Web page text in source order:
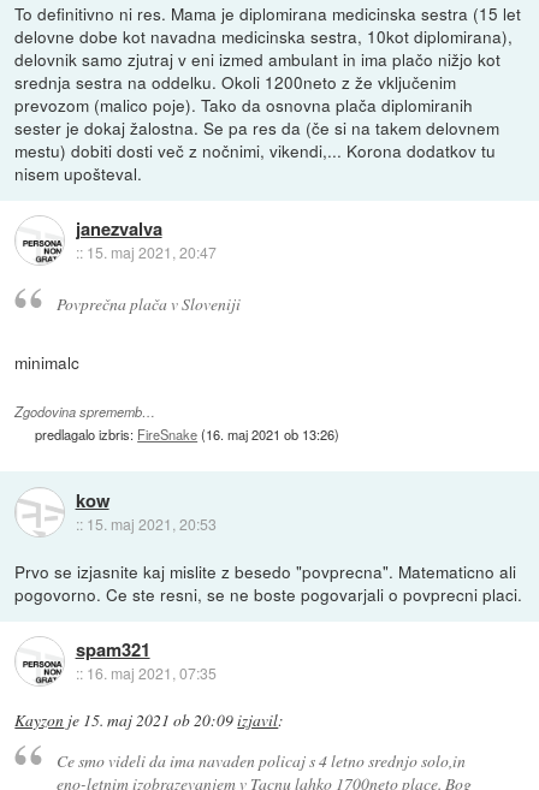
To definitivno ni res. Mama je diplomirana medicinska sestra (15 let
delovne dobe kot navadna medicinska sestra, 10kot diplomirana),
delovnik samo zjutraj v eni izmed ambulant in ima plačo nižjo kot
srednja sestra na oddelku. Okoli 1200neto z že vključenim
prevozom (malico poje). Tako da osnovna plača diplomiranih
sester je dokaj žalostna. Se pa res da (če si na takem delovnem
mestu) dobiti dosti več z nočnimi, vikendi,... Korona dodatkov tu
nisem upošteval.
janezvalva
:: 15. maj 2021, 20:47
Povprečna plača v Sloveniji
minimalc
Zgodovina sprememb…
predlagalo izbris: FireSnake(16. maj 2021 ob 13:26)
kow
:: 15. maj 2021, 20:53
Prvo se izjasnite kaj mislite z besedo "povprecna". Matematicno ali
pogovorno. Ce ste resni, se ne boste pogovarjali o povprecni placi.
spam321
:: 16. maj 2021, 07:35
Kayzon je 15. maj 2021 ob 20:09izjavil:
Ce smo videli da ima navaden policaj s 4 letno srednjo solo,in
eno-letnim izobrazevanjem v Tacnu lahko 1700neto place. Bog